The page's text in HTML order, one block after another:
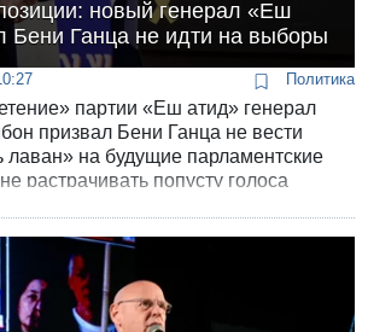
новый генерал «Еш
Бени Ганца не идти на выборы
Политика
партии «Еш атид» генерал
призвал Бени Ганца не вести
лаван» на будущие парламентские
растрачивать попусту голоса